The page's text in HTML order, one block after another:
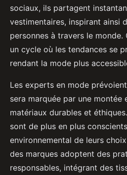
sociaux, ils partagent
vestimentaires, inspirant ainsi
personnes à travers le
un cycle où les tendances se
rendant la mode plus
Les experts en mode
sera marquée par une montée
matériaux durables et
sont de plus en plus
environnemental de leurs
des marques adoptent des
responsables, intégrant des